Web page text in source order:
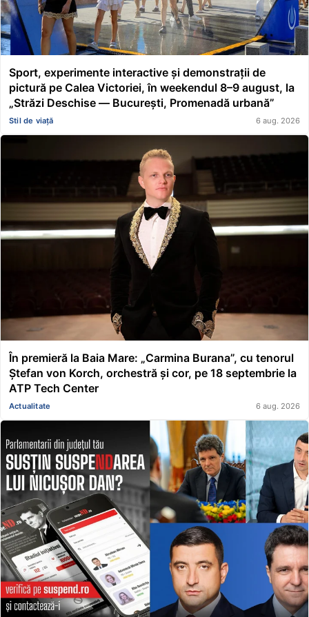
Sport, experimente interactive și demonstrații de
pictură pe Calea Victoriei, în weekendul 8–9 august, la
„Străzi Deschise — București, Promenadă urbană”
Stil de viață 6 aug. 2026
În premieră la Baia Mare: „Carmina Burana”, cu tenorul
Ștefan von Korch, orchestră și cor, pe 18 septembrie la
ATP Tech Center
Actualitate 6 aug. 2026